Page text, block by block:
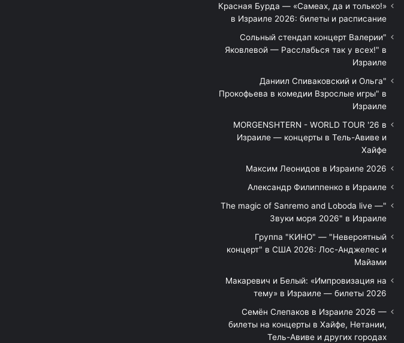
Красная Бурда — «Самеах, да и только!»
в Израиле 2026: билеты и расписание
"Сольный стендап концерт Валерии
Яковлевой — Расслабься так у всех!" в
Израиле
"Даниил Спиваковский и Ольга
Прокофьева в комедии Взрослые игры" в
Израиле
MORGENSHTERN - WORLD TOUR '26 в
Израиле — концерты в Тель-Авиве и
Хайфе
Максим Леонидов в Израиле 2026
Александр Филиппенко в Израиле
"The magic of Sanremo and Loboda live —
Звуки моря 2026" в Израиле
Группа "КИНО" — "Невероятный
концерт" в США 2026: Лос-Анджелес и
Майами
Макаревич и Белый: «Импровизация на
тему» в Израиле — билеты 2026
Семён Слепаков в Израиле 2026 —
билеты на концерты в Хайфе, Нетании,
Тель-Авиве и других городах